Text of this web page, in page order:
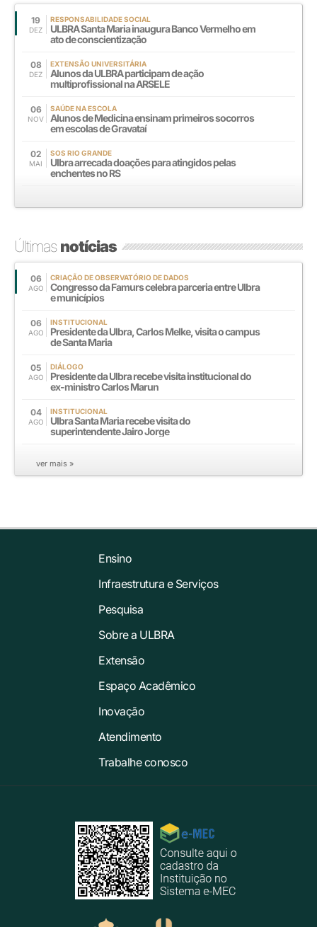
19
DEZ
RESPONSABILIDADE SOCIAL
ULBRA Santa Maria inaugura Banco Vermelho em
ato de conscientização
08
DEZ
EXTENSÃO UNIVERSITÁRIA
Alunos da ULBRA participam de ação
multiprofissional na ARSELE
06
NOV
SAÚDE NA ESCOLA
Alunos de Medicina ensinam primeiros socorros
em escolas de Gravataí
02
MAI
SOS RIO GRANDE
Ulbra arrecada doações para atingidos pelas
enchentes no RS
Últimasnotícias
06
AGO
CRIAÇÃO DE OBSERVATÓRIO DE DADOS
Congresso da Famurs celebra parceria entre Ulbra
e municípios
06
AGO
INSTITUCIONAL
Presidente da Ulbra, Carlos Melke, visita o campus
de Santa Maria
05
AGO
DIÁLOGO
Presidente da Ulbra recebe visita institucional do
ex-ministro Carlos Marun
04
AGO
INSTITUCIONAL
Ulbra Santa Maria recebe visita do
superintendente Jairo Jorge
ver mais »
Ensino
Infraestrutura e Serviços
Pesquisa
Sobre a ULBRA
Extensão
Espaço Acadêmico
Inovação
Atendimento
Trabalhe conosco